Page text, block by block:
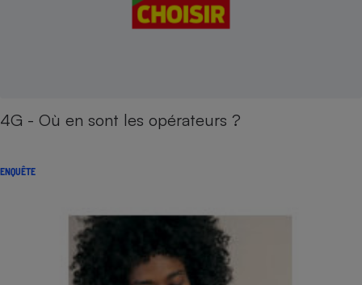
4G - Où en sont les opérateurs ?
ENQUÊTE